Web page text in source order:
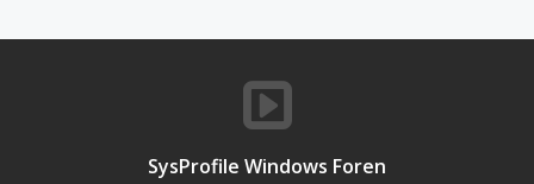
SysProfile Windows Foren